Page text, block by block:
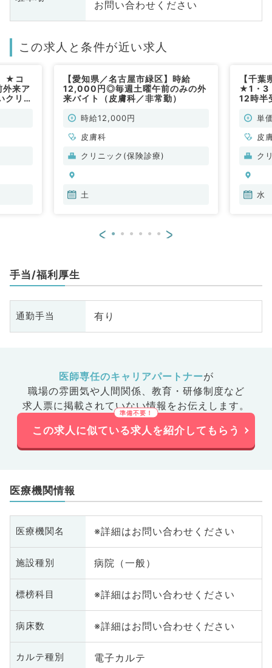
お問い合わせください
この求人と条件が近い求人
★コ
来ア
クリニ
【愛知県／名古屋市緑区】時給
12,000円◎毎週土曜午前のみの外
来バイト（皮膚科／非常勤）
時給12,000円
皮膚科
クリニック(保険診療)
土
【千
★1・3
12時半
お仕単
皮
ク
水
< >
手当/福利厚生
通勤手当 有り
医師専任のキャリアパートナーが
職場の雰囲気や人間関係、 教育・研修制度など
求人票に掲載されていない情報をお伝えします。
この求人に似ている求人を紹介してもらう
医療機関情報
医療機関名 ※詳細はお問い合わせください
施設種別 病院（一般）
標榜科目 ※詳細はお問い合わせください
病床数 ※詳細はお問い合わせください
カルテ種別 電子カルテ